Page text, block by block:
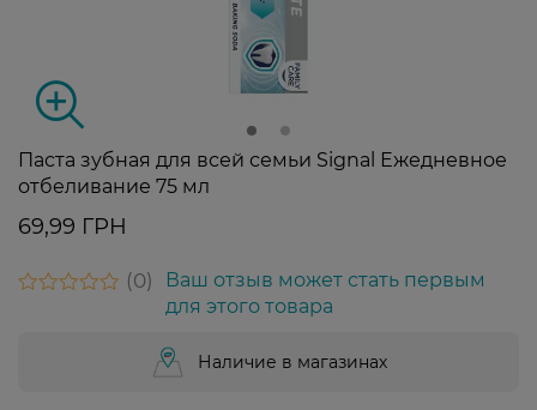
Паста зубная для всей семьи Signal Ежедневное
отбеливание 75 мл
69,99 ГРН
0
Ваш отзыв может стать первым
для этого товара
Наличие в магазинах